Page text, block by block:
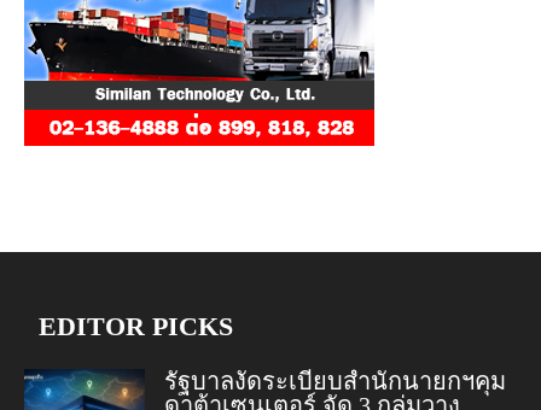
EDITOR PICKS
รัฐบาลงัดระเบียบสำนักนายกฯคุม